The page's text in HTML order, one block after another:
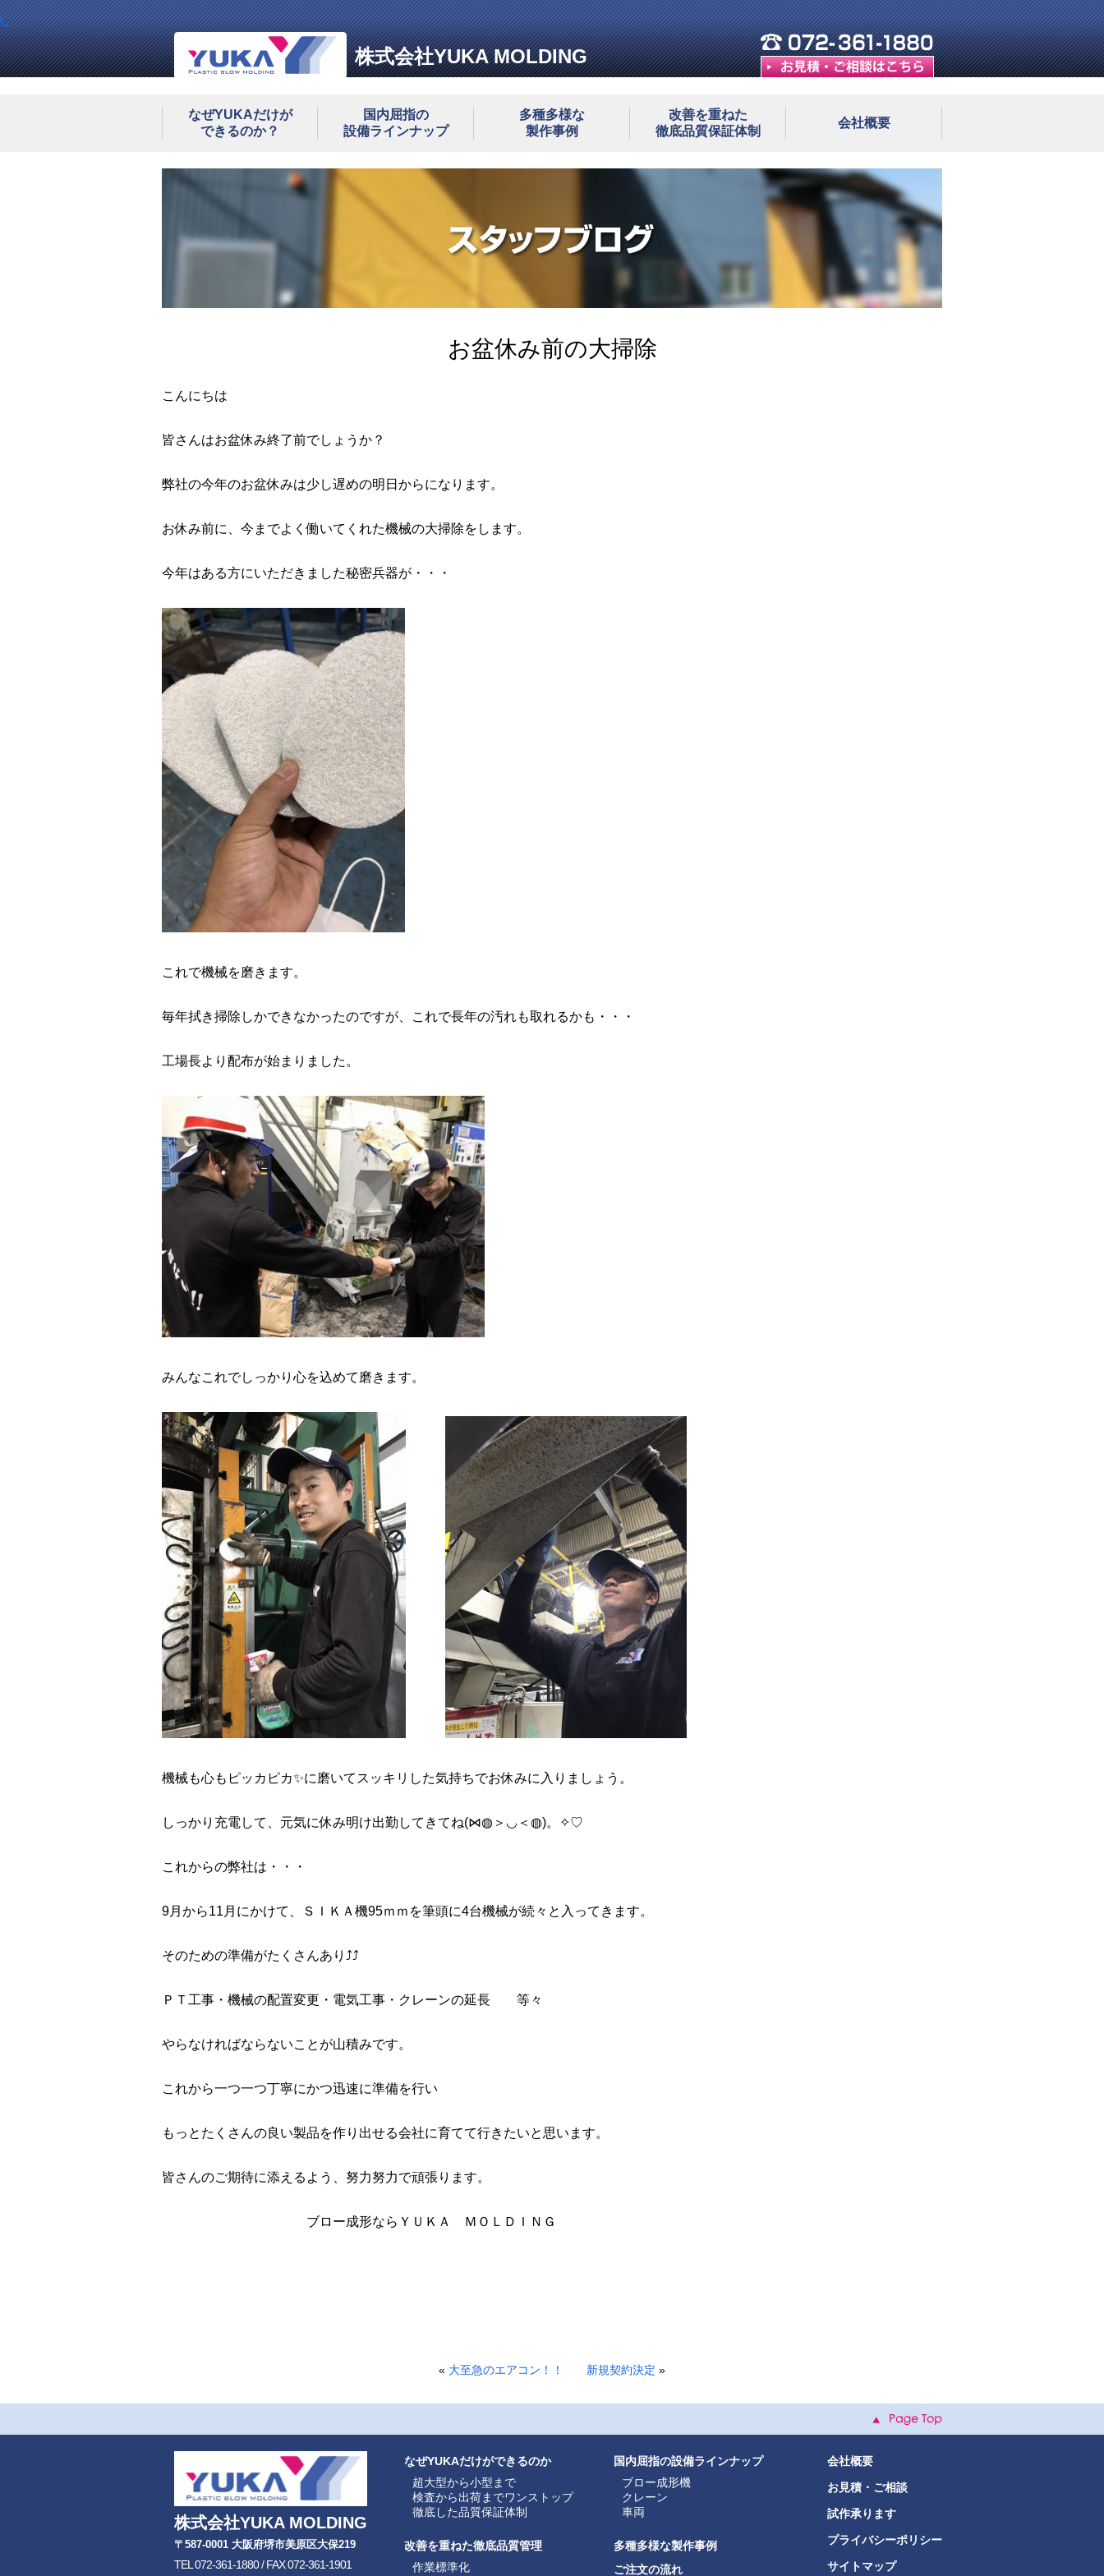
株式会社YUKA MOLDING
なぜYUKAだけが
できるのか？
国内屈指の
設備ラインナップ
多種多様な
製作事例
改善を重ねた
徹底品質保証体制
会社概要
お盆休み前の大掃除
こんにちは
皆さんはお盆休み終了前でしょうか？
弊社の今年のお盆休みは少し遅めの明日からになります。
お休み前に、今までよく働いてくれた機械の大掃除をします。
今年はある方にいただきました秘密兵器が・・・
これで機械を磨きます。
毎年拭き掃除しかできなかったのですが、これで長年の汚れも取れるかも・・・
工場長より配布が始まりました。
みんなこれでしっかり心を込めて磨きます。
機械も心もピッカピカ✨に磨いてスッキリした気持ちでお休みに入りましょう。
しっかり充電して、元気に休み明け出勤してきてね(⋈◍＞◡＜◍)。✧♡
これからの弊社は・・・
9月から11月にかけて、ＳＩＫＡ機95ｍｍを筆頭に4台機械が続々と入ってきます。
そのための準備がたくさんあり⤴⤴
ＰＴ工事・機械の配置変更・電気工事・クレーンの延長 等々
やらなければならないことが山積みです。
これから一つ一つ丁寧にかつ迅速に準備を行い
もっとたくさんの良い製品を作り出せる会社に育てて行きたいと思います。
皆さんのご期待に添えるよう、努力努力で頑張ります。
ブロー成形ならＹＵＫＡ ＭＯＬＤＩＮＧ
« 大至急のエアコン！！ 新規契約決定 »
株式会社YUKA MOLDING
〒587-0001 大阪府堺市美原区大保219
TEL 072-361-1880 / FAX 072-361-1901
会社概要
お見積・ご相談
試作承ります
プライバシーポリシー
サイトマップ
なぜYUKAだけができるのか
超大型から小型まで
検査から出荷までワンストップ
徹底した品質保証体制
国内屈指の設備ラインナップ
ブロー成形機
クレーン
車両
改善を重ねた徹底品質管理
作業標準化
多種多様な製作事例
ご注文の流れ